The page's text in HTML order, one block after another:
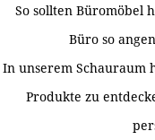
So sollten Büromöbel
Büro so
In unserem Schauraum
Produkte zu